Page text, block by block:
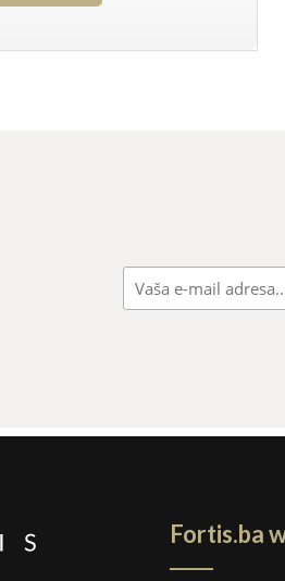
Fortis.ba